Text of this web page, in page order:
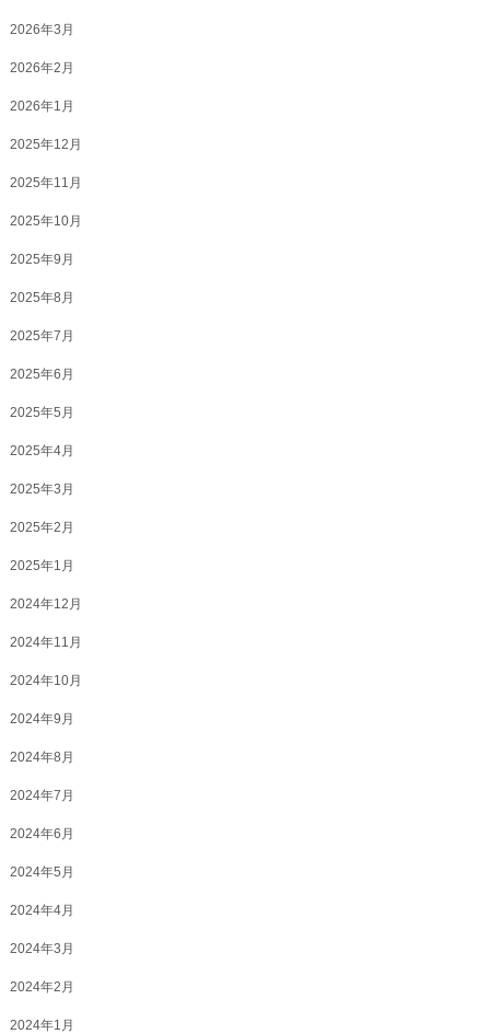
2026年3月
2026年2月
2026年1月
2025年12月
2025年11月
2025年10月
2025年9月
2025年8月
2025年7月
2025年6月
2025年5月
2025年4月
2025年3月
2025年2月
2025年1月
2024年12月
2024年11月
2024年10月
2024年9月
2024年8月
2024年7月
2024年6月
2024年5月
2024年4月
2024年3月
2024年2月
2024年1月